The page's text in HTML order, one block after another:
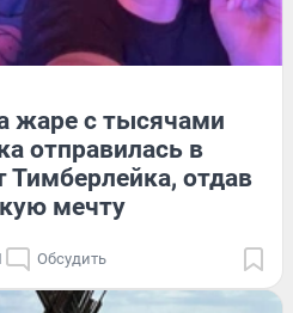
жаре с тысячами
отправилась в
Тимберлейка, отдав
мечту
Обсудить